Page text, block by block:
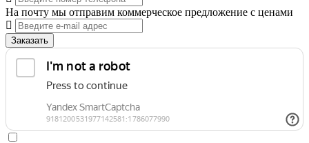
На почту мы отправим коммерческое предложение с ценами
Заказать